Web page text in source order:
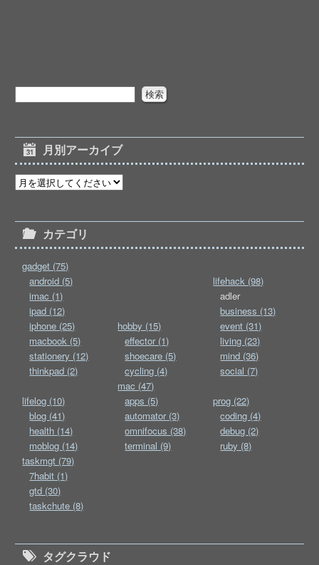
月別アーカイブ
カテゴリ
gadget (75)
android (5)
imac (1)
ipad (12)
iphone (25)
macbook (5)
stationery (12)
thinkpad (2)
hobby (15)
effector (1)
shoecare (5)
cycling (4)
lifehack (98)
adler
business (13)
event (31)
living (23)
mind (36)
social (7)
lifelog (10)
blog (41)
health (14)
moblog (14)
mac (47)
apps (5)
automator (3)
omnifocus (38)
terminal (9)
prog (22)
coding (4)
debug (2)
ruby (8)
taskmgt (79)
7habit (1)
gtd (30)
taskchute (8)
タグクラウド